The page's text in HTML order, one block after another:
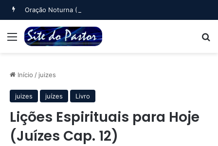
Oração Noturna (Salmo 4)
Menu
Início / juizes
juizes juízes Livro
Lições Espirituais para Hoje
(Juízes Cap. 12)